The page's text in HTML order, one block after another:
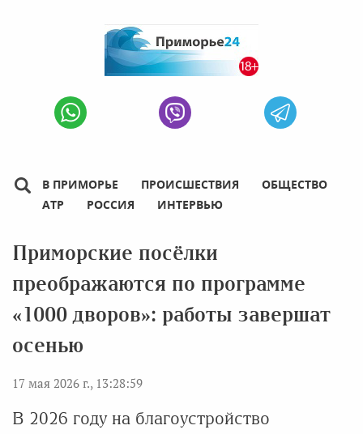
В ПРИМОРЬЕ ПРОИСШЕСТВИЯ
ОБЩЕСТВО
АТР
РОССИЯ ИНТЕРВЬЮ
Приморские посёлки
преображаются по программе
«1000 дворов»: работы завершат
осенью
17 мая 2026 г., 13:28:59
В 2026 году на благоустройство